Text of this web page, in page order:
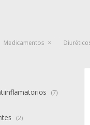
Medicamentos
(7)
(2)